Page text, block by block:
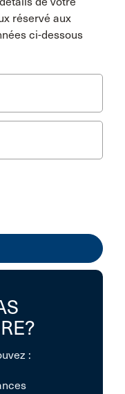
réservé aux
ci-dessous
: